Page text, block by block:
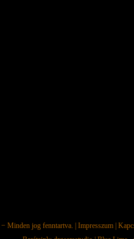
− Minden jog fenntartva. | Impresszum